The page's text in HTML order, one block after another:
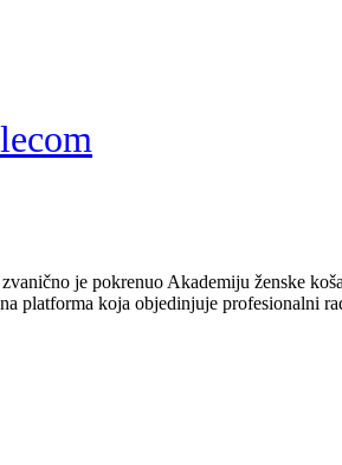
je pokrenuo Akademiju ženske
platforma koja objedinjuje profesionalni